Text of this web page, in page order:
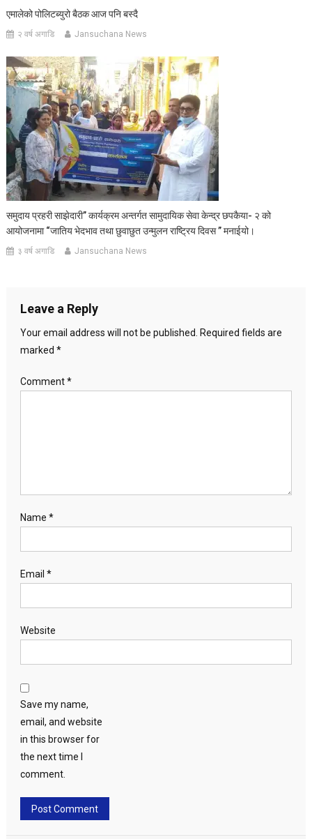
एमालेको पोलिटब्युरो बैठक आज पनि बस्दै
२ वर्ष अगाडि Jansuchana News
समुदाय प्रहरी साझेदारी” कार्यक्रम अन्तर्गत सामुदायिक सेवा केन्द्र छपकैया- २ को
आयोजनामा “जातिय भेदभाव तथा छुवाछुत उन्मुलन राष्ट्रिय दिवस ” मनाईयो।
३ वर्ष अगाडि Jansuchana News
Leave a Reply
Your email address will not be published.
Required fields are
marked *
Comment*
Name *
Email *
Website
Save my name,
email, and website
in this browser for
the next time I
comment.